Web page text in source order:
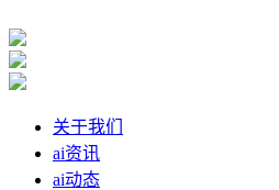
关于我们
ai资讯
ai动态